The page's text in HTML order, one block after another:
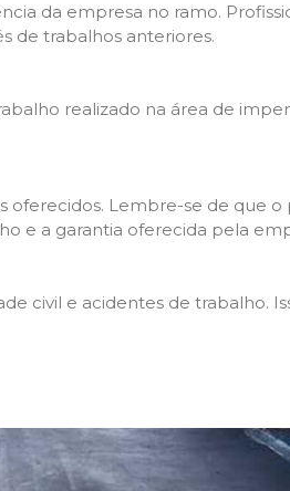
da empresa no ramo.
de trabalhos anteriores.
realizado na área de
Lembre-se de que o
e a garantia oferecida pela
civil e acidentes de trabalho.